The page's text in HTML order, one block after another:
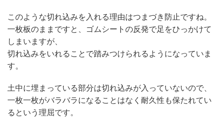
このような切れ込みを入れる理由はつまづき防止ですね。
一枚板のままですと、ゴムシートの反発で足をひっかけて
しまいますが、
切れ込みをいれることで踏みつけられるようになっていま
す。
土中に埋まっている部分は切れ込みが入っていないので、
一枚一枚がバラバラになることはなく耐久性も保たれてい
るという理屈です。